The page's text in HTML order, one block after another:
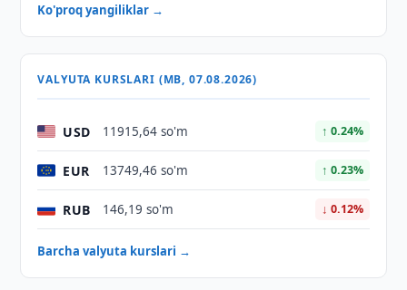
Ko'proq yangiliklar →
VALYUTA KURSLARI (MB, 07.08.2026)
USD 11915,64 so'm ↑ 0.24%
EUR 13749,46 so'm ↑ 0.23%
RUB 146,19 so'm ↓ 0.12%
Barcha valyuta kurslari →